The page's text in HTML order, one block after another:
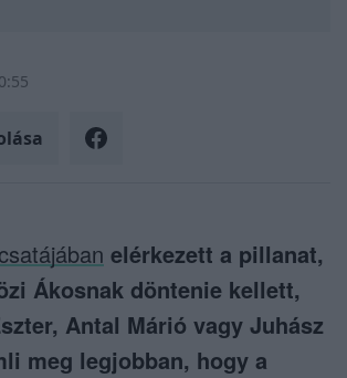
elérkezett a pillanat,
Ákosnak döntenie kellett,
Antal Márió vagy Juhász
meg legjobban, hogy a